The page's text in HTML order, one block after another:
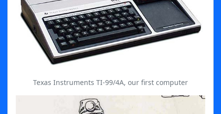
Texas Instruments TI-99/4A, our first computer